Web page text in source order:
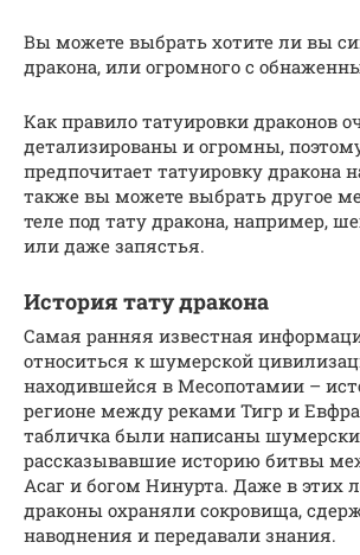
Вы можете выбрать хотите ли вы
дракона, или огромного с
Как правило татуировки драконов
детализированы и огромны,
предпочитает татуировку дракона
также вы можете выбрать другое
теле под тату дракона, например,
или даже запястья.
История тату дракона
Самая ранняя известная
относиться к шумерской
находившейся в Месопотамии –
регионе между реками Тигр и
табличка были написаны
рассказывавшие историю битвы
Асаг и богом Нинурта. Даже в этих
драконы охраняли сокровища,
наводнения и передавали знания.